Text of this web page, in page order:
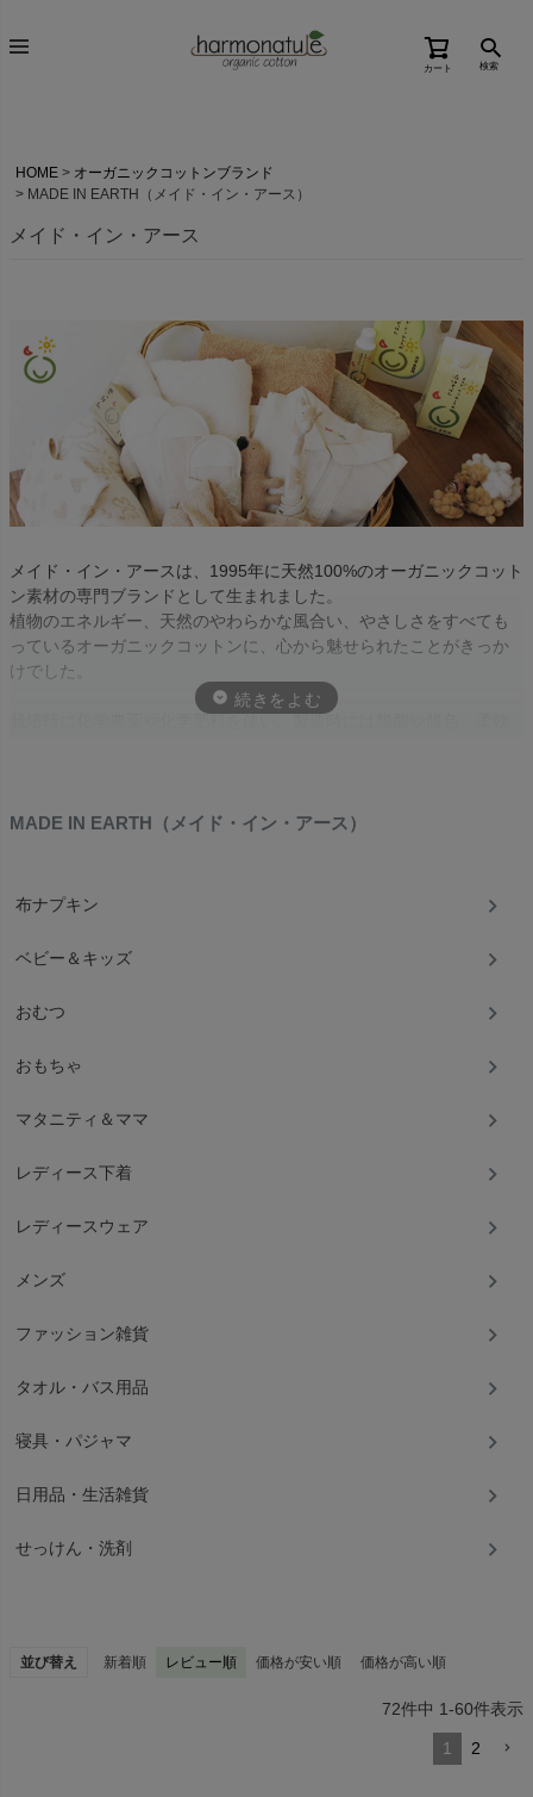
カート 検索
HOME
オーガニックコットンブランド
MADE IN EARTH（メイド・イン・アース）
メイド・イン・アース
メイド・イン・アースは、1995年に天然100%のオーガニックコット
ン素材の専門ブランドとして生まれました。
植物のエネルギー、天然のやわらかな風合い、やさしさをすべても
っているオーガニックコットンに、心から魅せられたことがきっか
けでした。
栽培時に化学農薬や化学肥料を使い、製造時には脱脂や脱色、柔軟
なったのです。
・縫い糸もタグもオーガニックコットン
・プリントには、植物や土を使用
メイド・イン・アースでは、糸や生地・製品加工も化学薬剤を使わ
染色をせずに、天然のコットンの３色（きなり・茶・グリーン）の
ただ、色自体は一定ではない。でもそれが自然。天然のエネルギー
タオル類・寝具類・衣類・ベビー用品・雑貨類など、どのアイテム
感じさせてくれます。
に素直に」を原点とした製品づくりをとおして、カラダにもココロ
メイド・イン・アースの製品をとっても楽しく遊び心いっぱいにし
MADE IN EARTH（メイド・イン・アース）
布ナプキン
ベビー＆キッズ
おむつ
おもちゃ
マタニティ＆ママ
レディース下着
レディースウェア
メンズ
ファッション雑貨
タオル・バス用品
寝具・パジャマ
日用品・生活雑貨
せっけん・洗剤
並び替え 新着順 レビュー順 価格が安い順 価格が高い順
72件中 1-60件表示
1 2